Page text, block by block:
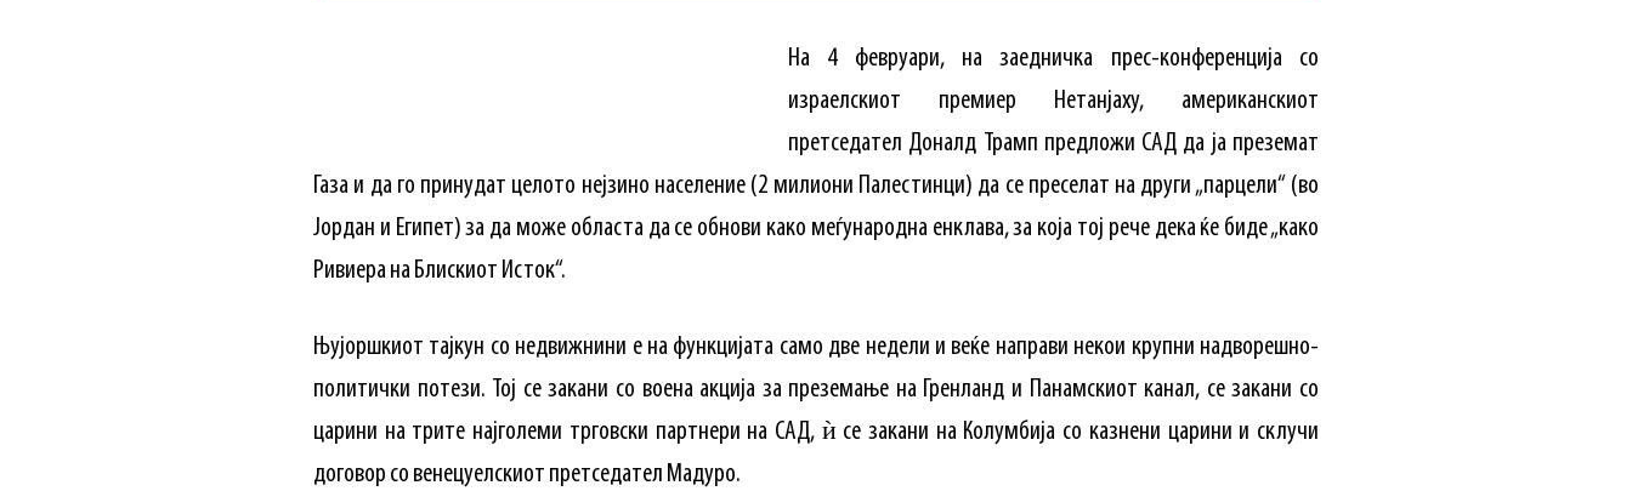
На 4 февруари, на заедничка прес-конференција со
израелскиот премиер Нетанјаху, американскиот
претседател Доналд Трамп предложи САД да ја преземат
Газа и да го принудат целото нејзино население (2 милиони Палестинци) да се преселат на други „парцели“ (во
Јордан и Египет) за да може областа да се обнови како меѓународна енклава, за која тој рече дека ќе биде „како
Ривиера на Блискиот Исток“.
Њујоршкиот тајкун со недвижнини е на функцијата само две недели и веќе направи некои крупни надворешно-
политички потези. Тој се закани со воена акција за преземање на Гренланд и Панамскиот канал, се закани со
царини на трите најголеми трговски партнери на САД, ѝ се закани на Колумбија со казнени царини и склучи
договор со венецуелскиот претседател Мадуро.